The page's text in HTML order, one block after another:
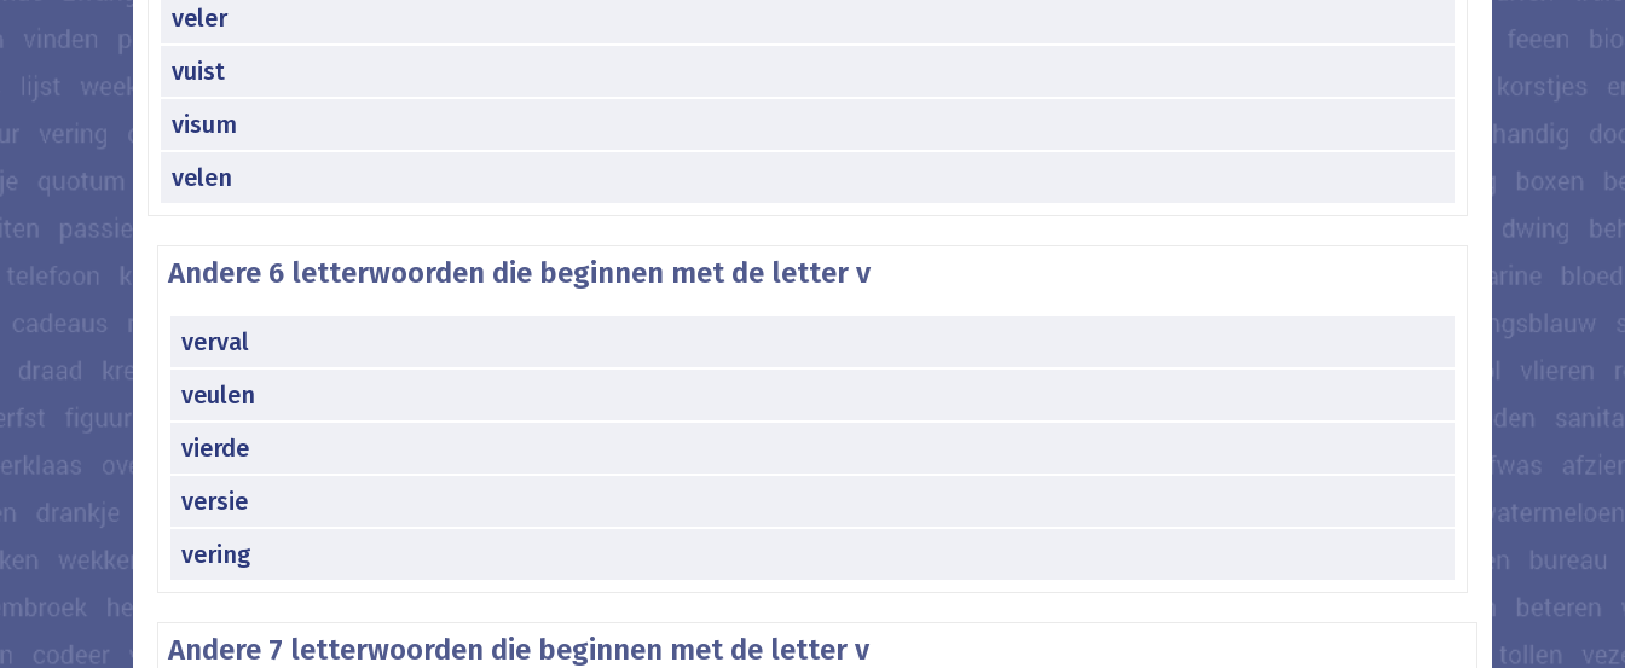
veler
vuist
visum
velen
Andere 6 letterwoorden die beginnen met de letter v
verval
veulen
vierde
versie
vering
Andere 7 letterwoorden die beginnen met de letter v